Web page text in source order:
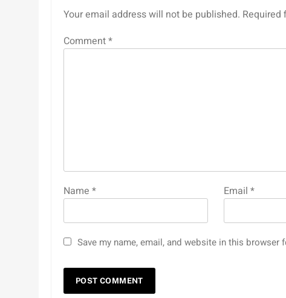
Your email address will not be published. Required
Comment*
Name * Email*
Save my name, email, and website in this browser